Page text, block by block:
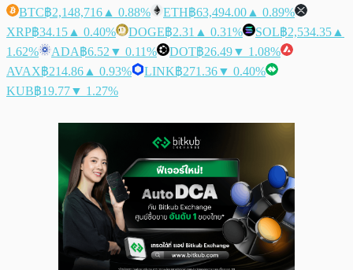
BTC฿2,148,716 ▲ 0.88% ETH฿63,494.00 ▲ 0.89%
XRP฿34.15 ▲ 0.40% DOGE฿2.31 ▲ 0.31% SOL฿2,534.35 ▲
1.62%
ADA฿6.52 ▼ 0.11% DOT฿26.49▼ 1.08%
AVAX฿214.86 ▲ 0.93% LINK฿271.36▼ 0.40%
KUB฿19.77▼ 1.27%